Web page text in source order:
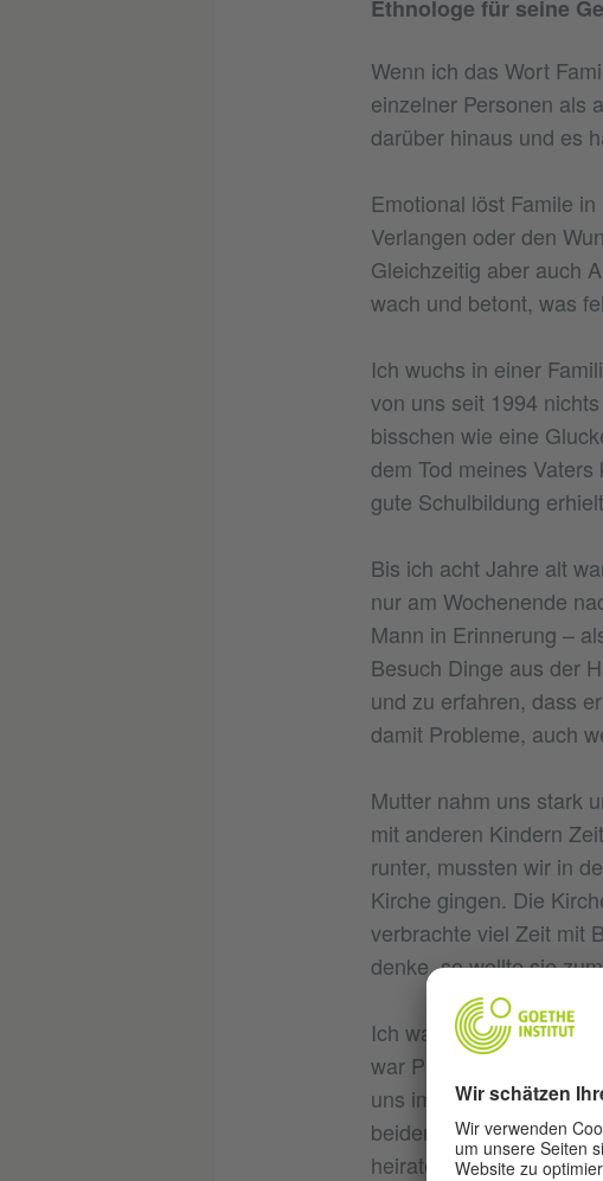
Ethnologe für seine
Wenn ich das Wort
einzelner Personen als
darüber hinaus und es
Emotional löst Famile
Verlangen oder den
Gleichzeitig aber auch
wach und betont, was
Ich wuchs in einer
von uns seit 1994
bisschen wie eine
dem Tod meines
gute Schulbildung
Bis ich acht Jahre alt
nur am Wochenende
Mann in Erinnerung –
Besuch Dinge aus der
und zu erfahren, dass
damit Probleme, auch
Mutter nahm uns stark
mit anderen Kindern
runter, mussten wir in
Kirche gingen. Die
verbrachte viel Zeit mit
denke, so wollte sie
Ich war überzeugter
war Protestantin. Doch
uns im Leben begleitet,
beiden jüngeren
heiraten wollten,